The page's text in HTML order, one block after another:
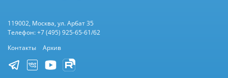
119002, Москва, ул. Арбат 35
Телефон: +7 (495) 925-65-61/62
Контакты
Архив